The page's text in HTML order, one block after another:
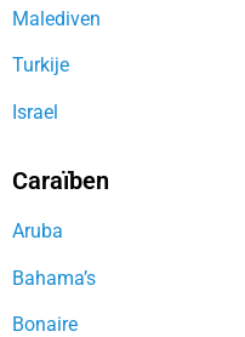
Malediven
Turkije
Israel
Caraïben
Aruba
Bahama’s
Bonaire